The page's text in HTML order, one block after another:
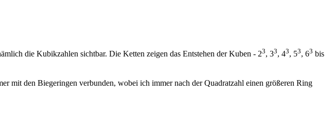
die Kubikzahlen sichtbar. Die Ketten zeigen das Entstehen der Kuben - 23, 33, 43, 53, 63 bis
mit den Biegeringen verbunden, wobei ich immer nach der Quadratzahl einen größeren Ring